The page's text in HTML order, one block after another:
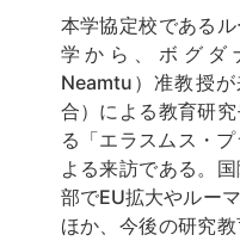
本学協定校である
学から、ボグダ
Neamtu）准教授
合）による教育研
る「エラスムス・
よる来訪である。
部でEU拡大やルー
ほか、今後の研究